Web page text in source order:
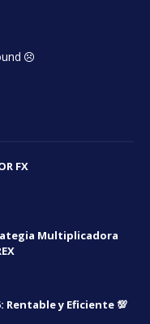
FX
Multiplicadora
Rentable y Eficiente 💯